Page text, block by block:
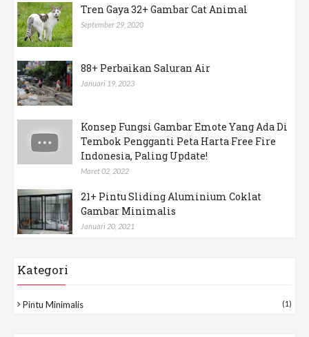
Tren Gaya 32+ Gambar Cat Animal
September 29, 2020
88+ Perbaikan Saluran Air
Januari 19, 2023
Konsep Fungsi Gambar Emote Yang Ada Di
Tembok Pengganti Peta Harta Free Fire
Indonesia, Paling Update!
Maret 02, 2022
21+ Pintu Sliding Aluminium Coklat
Gambar Minimalis
Januari 20, 2021
Kategori
Pintu Minimalis (1)